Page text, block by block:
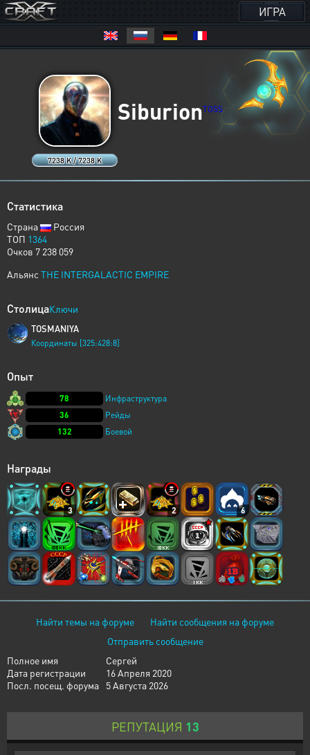
ИГРА
7238 K / 7238 K
SiburionTOSS
Статистика
Страна
Россия
ТОП 1364
Очков 7 238 059
Альянс THE INTERGALACTIC EMPIRE
СтолицаКлючи
TOSMANIYA
Координаты [325:428:8]
Опыт
78
Инфраструктура
36
Рейды
132
Боевой
Награды
3 2 6
Найти темы на форуме
Найти сообщения на форуме
Отправить сообщение
Полное имя
Сергей
Дата регистрации
16 Апреля 2020
Посл. посещ. форума
5 Августа 2026
РЕПУТАЦИЯ 13